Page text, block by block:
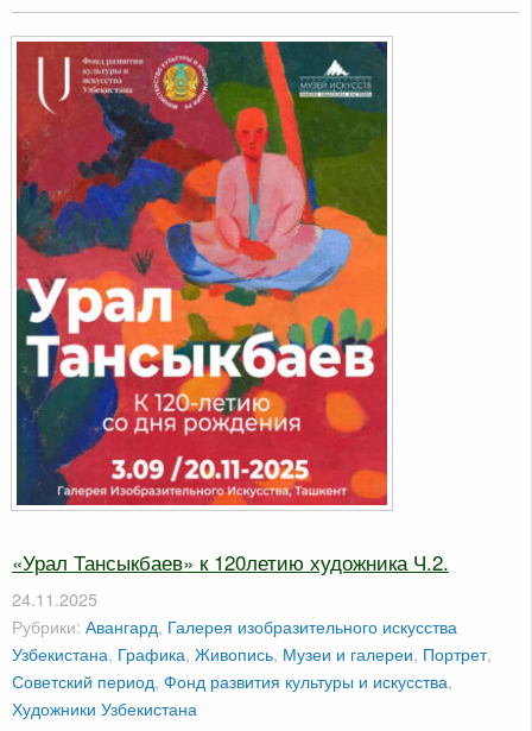
«Урал Тансыкбаев» к 120летию художника Ч.2.
24.11.2025
Рубрики: Авангард, Галерея изобразительного искусства
Узбекистана, Графика, Живопись, Музеи и галереи, Портрет,
Советский период, Фонд развития культуры и искусства,
Художники Узбекистана